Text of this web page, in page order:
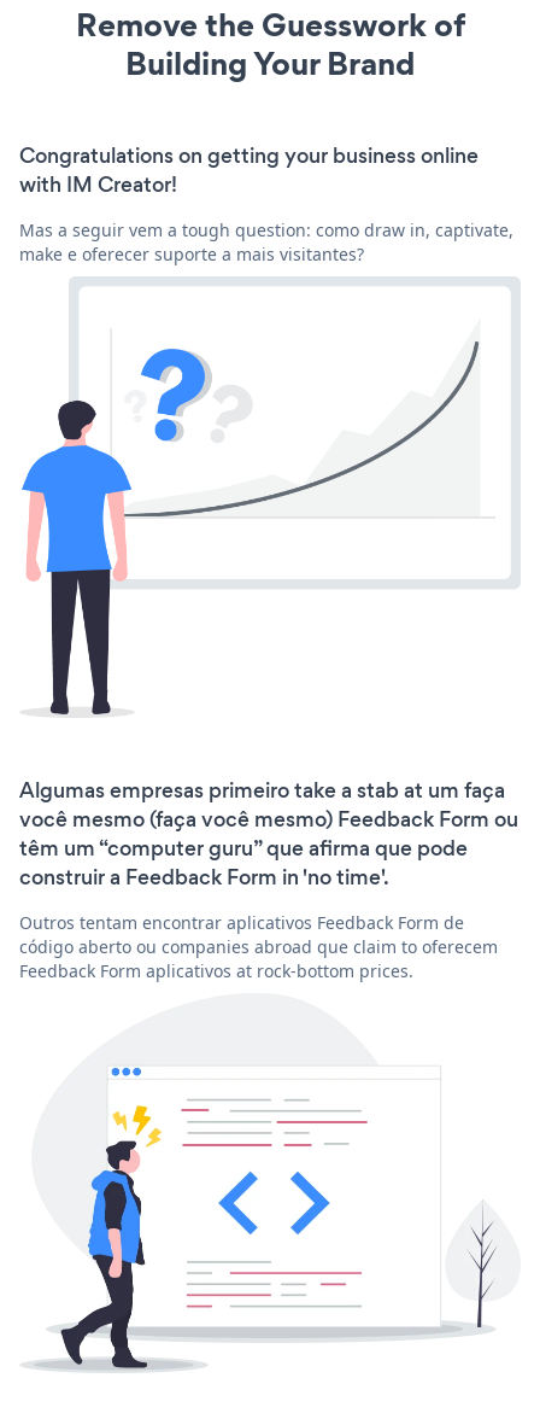
Remove the Guesswork of
Building Your Brand
Congratulations on getting your business online
with IM Creator!
Mas a seguir vem a tough question: como draw in, captivate,
make e oferecer suporte a mais visitantes?
Algumas empresas primeiro take a stab at um faça
você mesmo (faça você mesmo) Feedback Form ou
têm um “computer guru” que afirma que pode
construir a Feedback Form in 'no time'.
Outros tentam encontrar aplicativos Feedback Form de
código aberto ou companies abroad que claim to oferecem
Feedback Form aplicativos at rock-bottom prices.